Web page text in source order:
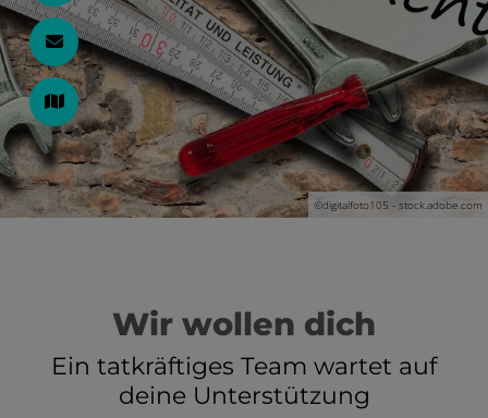
©digitalfoto105 - stock.adobe.com
Wir wollen dich
Ein tatkräftiges Team wartet auf
deine Unterstützung